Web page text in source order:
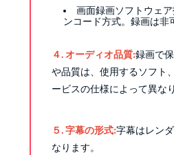
画面録画ソフトウェ
ンコード方式。録画は非
４. オーディオ品質:録画で
や品質は、使用するソフト
ービスの仕様によって異な
５. 字幕の形式:字幕はレン
なります。